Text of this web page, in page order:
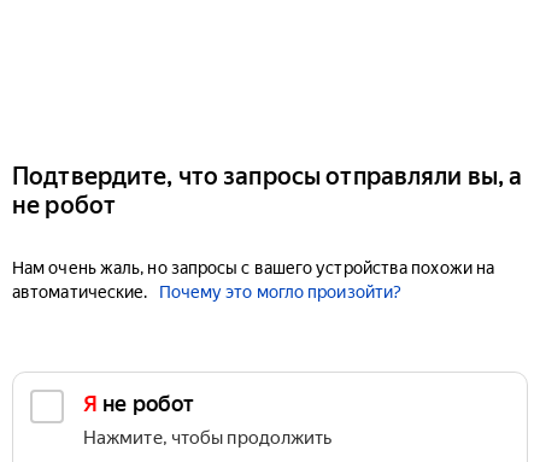
Подтвердите, что запросы отправляли вы, а
не робот
Нам очень жаль, но запросы с вашего устройства похожи на
автоматические.
Почему это могло произойти?
Я не робот
Нажмите, чтобы продолжить